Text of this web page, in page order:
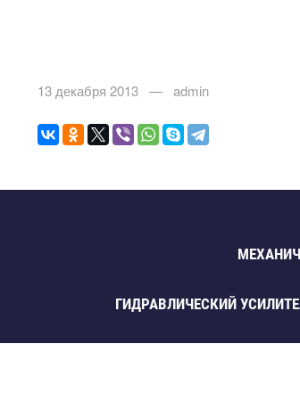
13 декабря 2013 — admin
ГИДРАВЛИЧЕСКИЙ